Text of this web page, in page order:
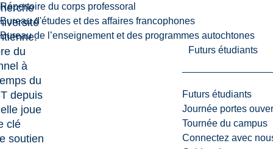
Répertoire du corps professoral
Bureau d'études et des affaires francophones
Bureau de l’enseignement et des programmes autochtones
Futurs étudiants
Futurs étudiants
Journée portes
Tournée du campus
Connectez avec
du
à
du
depuis
joue
clé
soutien